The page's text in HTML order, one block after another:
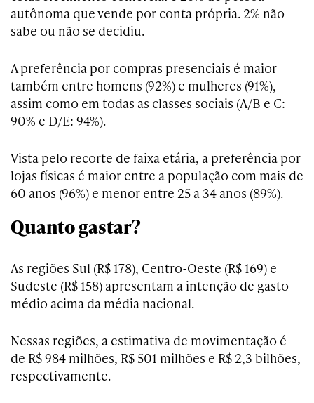
autônoma que vende por conta própria. 2% não
sabe ou não se decidiu.
A preferência por compras presenciais é maior
também entre homens (92%) e mulheres (91%),
assim como em todas as classes sociais (A/B e C:
90% e D/E: 94%).
Vista pelo recorte de faixa etária, a preferência por
lojas físicas é maior entre a população com mais de
60 anos (96%) e menor entre 25 a 34 anos (89%).
Quanto gastar?
As regiões Sul (R$ 178), Centro-Oeste (R$ 169) e
Sudeste (R$ 158) apresentam a intenção de gasto
médio acima da média nacional.
Nessas regiões, a estimativa de movimentação é
de R$ 984 milhões, R$ 501 milhões e R$ 2,3 bilhões,
respectivamente.